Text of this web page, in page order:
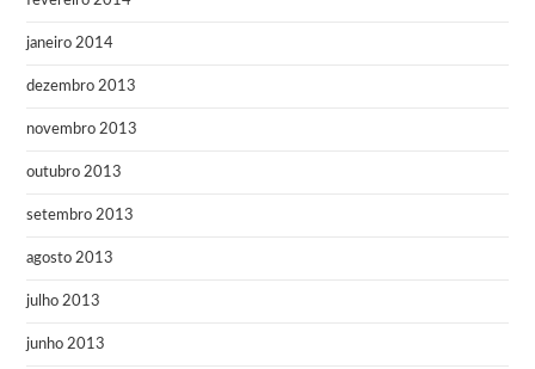
janeiro 2014
dezembro 2013
novembro 2013
outubro 2013
setembro 2013
agosto 2013
julho 2013
junho 2013